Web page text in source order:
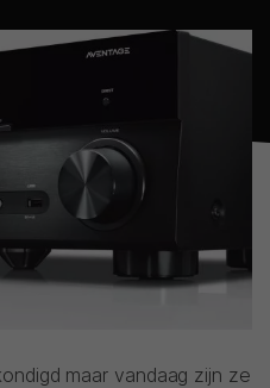
maar vandaag zijn ze